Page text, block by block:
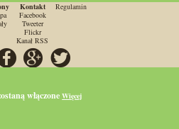
włączone Więcej
Kontakt
Facebook
Tweeter
Flickr
Kanał RSS
Regulamin
Facebook Google
na stronie są dostępne na licencji
firm.